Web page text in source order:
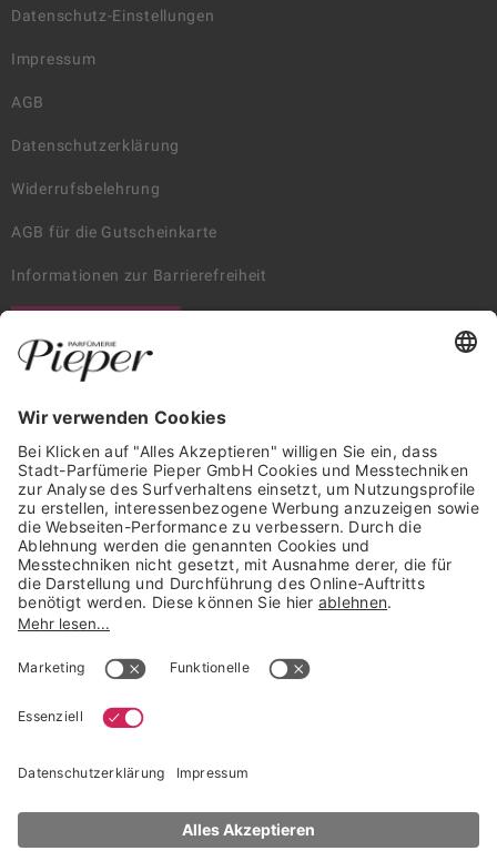
Datenschutz-Einstellungen
Impressum
AGB
Datenschutzerklärung
Widerrufsbelehrung
AGB für die Gutscheinkarte
Informationen zur Barrierefreiheit
Trusted Shops Mitglied seit 2010
* unverbindliche Preisempfehlung der Verbundgruppe beauty alliance
NACH OBEN